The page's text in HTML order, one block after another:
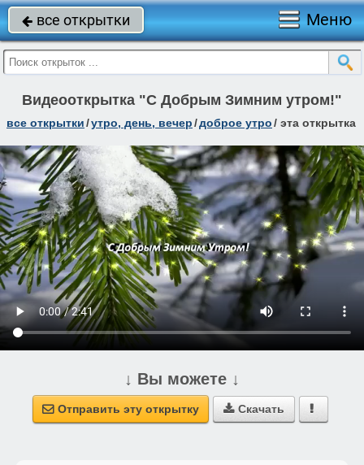
 все открытки Меню
Видеооткрытка "С Добрым Зимним утром!"
все открытки/утро, день, вечер/доброе утро/ эта открытка
↓ Вы можете ↓
 Отправить эту открытку  Скачать 